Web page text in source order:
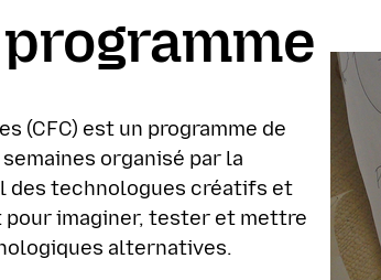
(CFC) est un programme de
organisé par la
des technologues créatifs et
pour imaginer, tester et mettre
alternatives.